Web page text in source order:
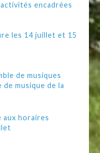
encadrées
les 14 juillet et 15
de musiques
de musique de la
aux horaires